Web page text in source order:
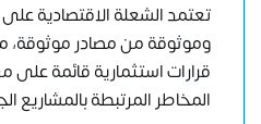
تعتمد الشعلة الاقتصادية
وموثوقة من مصادر موثوقة،
قرارات استثمارية قائمة على
المخاطر المرتبطة بالمشاريع